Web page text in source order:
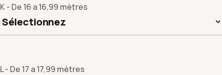
K - De 16 a 16,99 mètres
L - De 17 a 17,99 mètres